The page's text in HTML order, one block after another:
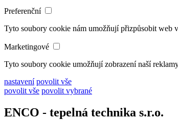
Preferenční
Tyto soubory cookie nám umožňují přizpůsobit web
Marketingové
Tyto soubory cookie umožňují zobrazení naší
nastavení povolit vše
povolit vše povolit vybrané
ENCO - tepelná technika s.r.o.